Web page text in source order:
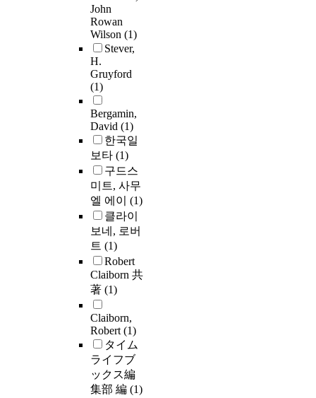
John
Rowan
Wilson (1)
Stever,
H.
Gruyford
(1)
Bergamin,
David (1)
한국일
보타 (1)
구드스
미트, 사무
엘 에이 (1)
클라이
보네, 로버
트 (1)
Robert
Claiborn 共
著 (1)
Claiborn,
Robert(1)
タイム
ライフブ
ックス編
集部 編 (1)